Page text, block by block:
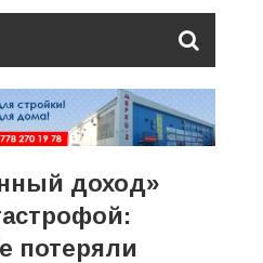
доход»
потеряли